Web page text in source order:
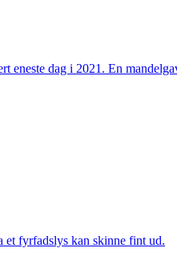
dag i 2021. En
et fyrfadslys kan skinne fint ud.